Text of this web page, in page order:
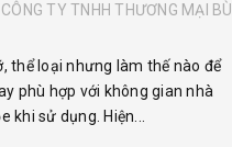
TY TNHH THƯƠNG MẠI BÙI
thể loại nhưng làm thế nào để
phù hợp với không gian nhà
khi sử dụng. Hiện...